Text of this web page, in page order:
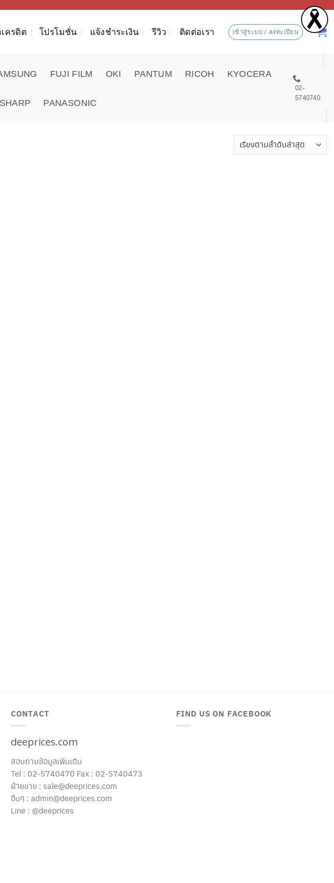
ครดิต โปรโมชั่น แจ้งชำระเงิน รีวิว ติดต่อเรา เข้าสู่ระบบ / ลงทะเบียน
FUJI FILM OKI PANTUM RICOH KYOCERA
SHARP PANASONIC
02-
5740740
CONTACT
deeprices.com
สอบถามข้อมูลเพิ่มเติม
Tel : 02-5740470 Fax : 02-5740473
ฝ่ายขาย : sale@deeprices.com
อื่นๆ : admin@deeprices.com
Line : @deeprices
FIND US ON FACEBOOK